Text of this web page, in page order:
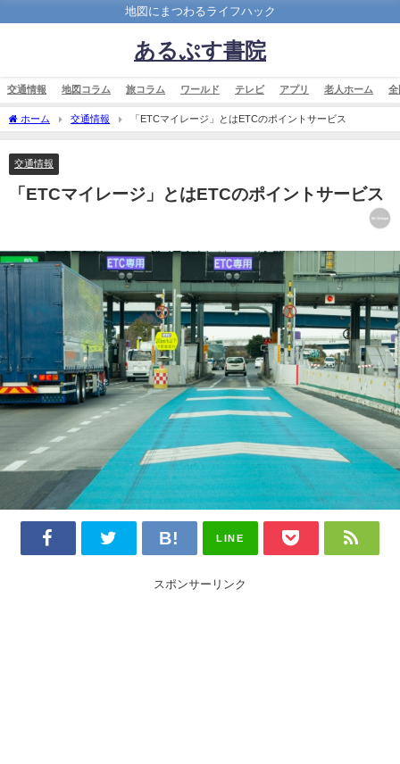
地図にまつわるライフハック
あるぷす書院
交通情報 地図コラム 旅コラム ワールド テレビ アプリ 老人ホーム 全
ホーム 交通情報 「ETCマイレージ」とはETCのポイントサービス
交通情報
「ETCマイレージ」とはETCのポイントサービス
LINE
スポンサーリンク